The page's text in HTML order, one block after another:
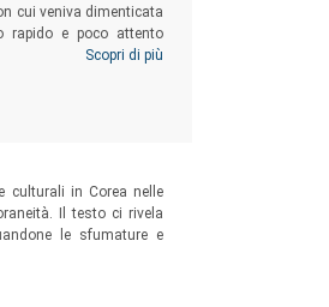
cui veniva dimenticata
rapido e poco attento
per l’essere umano
distanza, insostenibile.
Scopri di più
culturali in Corea nelle
Il testo ci rivela
le sfumature e